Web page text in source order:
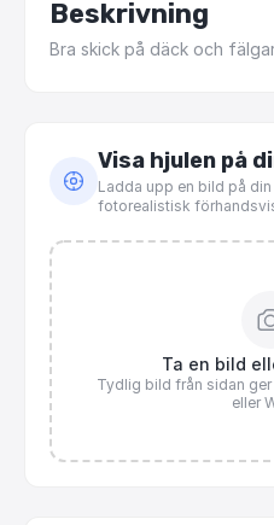
Beskrivning
Bra skick på däck och
Visa hjulen på
Ladda upp en bild på din
fotorealistisk
Ta en bild
Tydlig bild från sidan ger
eller